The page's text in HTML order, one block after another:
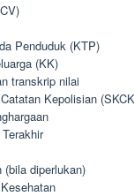
Penduduk (KTP)
(KK)
transkrip nilai
Kepolisian
diperlukan)